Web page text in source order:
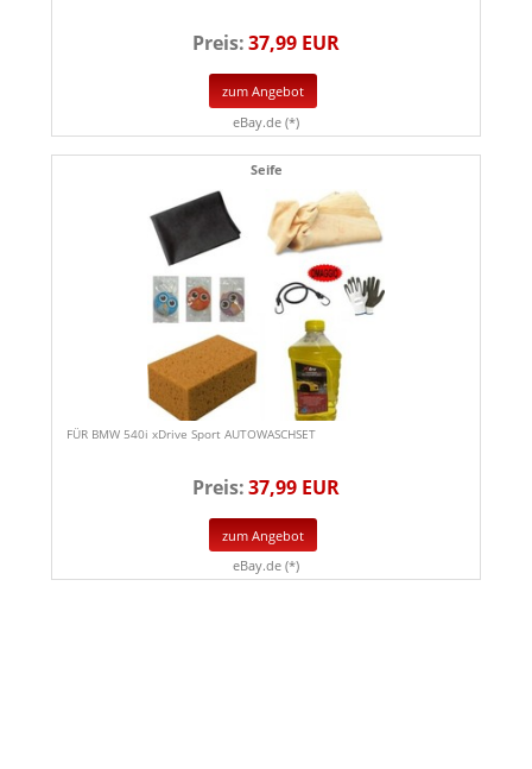
Preis:37,99 EUR
zum Angebot
eBay.de (*)
Seife
FÜR BMW 540i xDrive Sport AUTOWASCHSET
Preis:37,99 EUR
zum Angebot
eBay.de (*)